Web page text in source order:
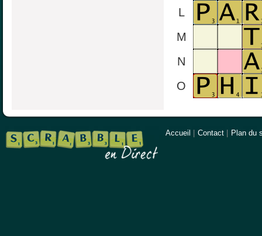
L
M
N
O
Accueil Contact Plan du